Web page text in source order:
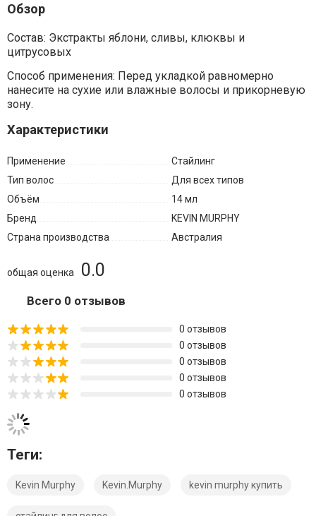
Обзор
Состав: Экстракты яблони, сливы, клюквы и
цитрусовых
Способ применения: Перед укладкой равномерно
нанесите на сухие или влажные волосы и прикорневую
зону.
Характеристики
Применение
Стайлинг
Тип волос
Для всех типов
Объём
14 мл
Бренд
KEVIN MURPHY
Страна производства
Австралия
0.0
общая оценка
Всего 0 отзывов
0 отзывов
0 отзывов
0 отзывов
0 отзывов
0 отзывов
Теги:
Kevin Murphy Kevin.Murphy kevin murphy купить